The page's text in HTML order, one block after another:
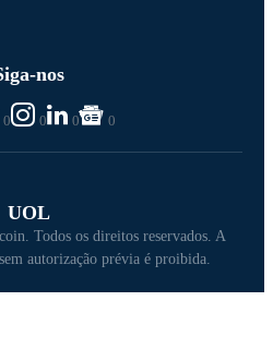
nos
0 0 0 0
UOL
Todos os direitos reservados. A
autorização prévia é proibida.